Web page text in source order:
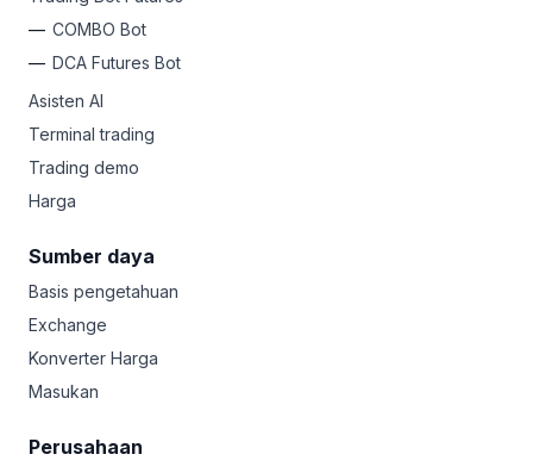
COMBO Bot
DCA Futures Bot
Asisten AI
Terminal trading
Trading demo
Harga
Sumber daya
Basis pengetahuan
Exchange
Konverter Harga
Masukan
Perusahaan